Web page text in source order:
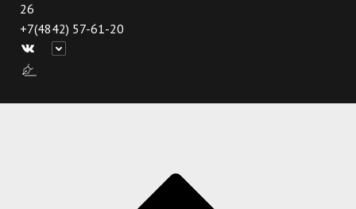
26
+7(4842) 57-61-20